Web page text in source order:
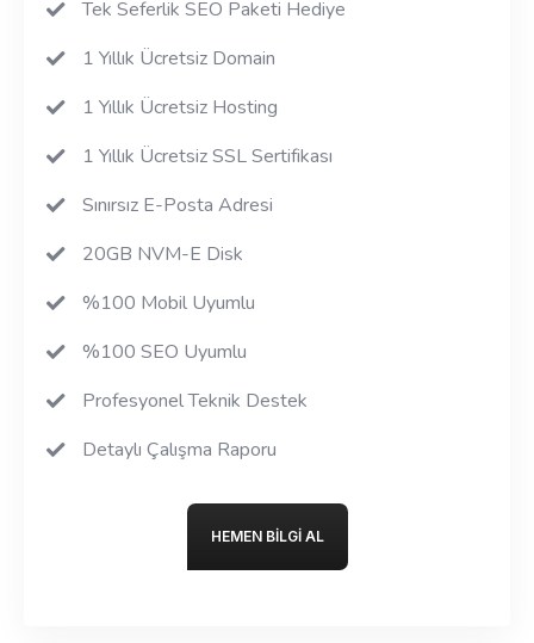
Tek Seferlik SEO Paketi Hediye
1 Yıllık Ücretsiz Domain
1 Yıllık Ücretsiz Hosting
1 Yıllık Ücretsiz SSL Sertifikası
Sınırsız E-Posta Adresi
20GB NVM-E Disk
%100 Mobil Uyumlu
%100 SEO Uyumlu
Profesyonel Teknik Destek
Detaylı Çalışma Raporu
HEMEN BILGI AL